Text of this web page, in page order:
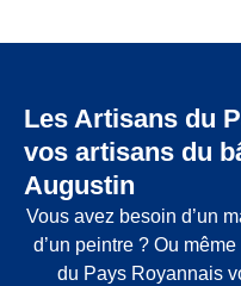
Les Artisans du
vos artisans du
Augustin
Vous avez besoin d’un
d’un peintre ? Ou
du Pays Royannais